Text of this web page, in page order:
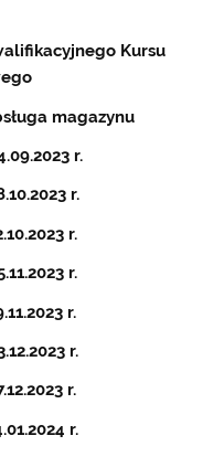
Kursu
magazynu
r.
r.
r.
r.
r.
r.
r.
r.